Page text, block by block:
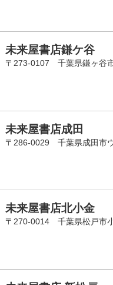
未来屋書店鎌ケ谷
〒273-0107 千葉県鎌ヶ谷
未来屋書店成田
〒286-0029 千葉県成田市
未来屋書店北小金
〒270-0014 千葉県松戸市